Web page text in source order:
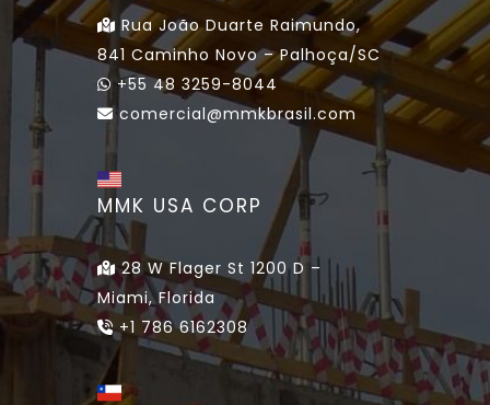
Rua João Duarte Raimundo,
841 Caminho Novo – Palhoça/SC
+55 48 3259-8044
comercial@mmkbrasil.com
MMK USA CORP
28 W Flager St 1200 D –
Miami, Florida
+1 786 6162308